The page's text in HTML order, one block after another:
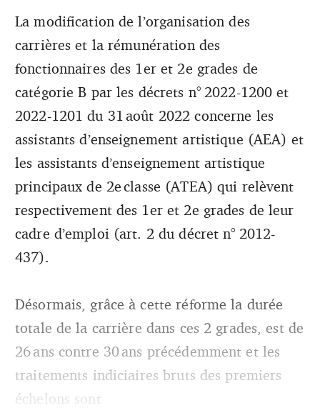
Depuis le 31 août 2022, les ATEA et AEA en début de
carrière voient notamment une revalorisation de leur
rémunération. Décryptage.
La modification de l’organisation des
carrières et la rémunération des
fonctionnaires des 1er et 2e grades de
catégorie B par les décrets n° 2022-1200 et
2022-1201 du 31 août 2022 concerne les
assistants d’enseignement artistique (AEA) et
les assistants d’enseignement artistique
principaux de 2e classe (ATEA) qui relèvent
respectivement des 1er et 2e grades de leur
cadre d’emploi (art. 2 du décret n° 2012-
437).
Désormais, grâce à cette réforme la durée
totale de la carrière dans ces 2 grades, est de
26 ans contre 30 ans précédemment et les
traitements indiciaires bruts des premiers
échelons sont